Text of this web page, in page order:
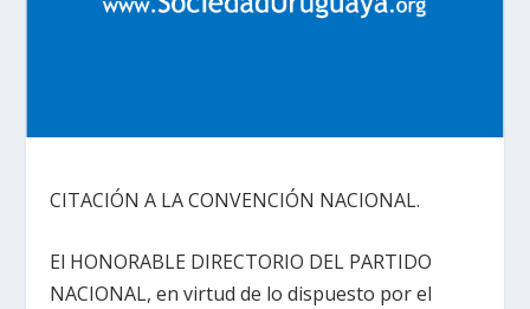
CITACIÓN A LA CONVENCIÓN NACIONAL.
El HONORABLE DIRECTORIO DEL PARTIDO
NACIONAL, en virtud de lo dispuesto por el